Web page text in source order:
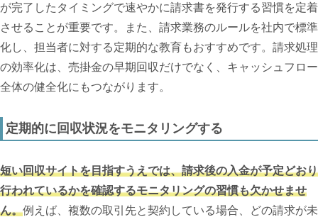
が完了したタイミングで速やかに請求書を発行する習慣を定着
させることが重要です。また、請求業務のルールを社内で標準
化し、担当者に対する定期的な教育もおすすめです。請求処理
の効率化は、売掛金の早期回収だけでなく、キャッシュフロー
全体の健全化にもつながります。
定期的に回収状況をモニタリングする
短い回収サイトを目指すうえでは、請求後の入金が予定どおり
行われているかを確認するモニタリングの習慣も欠かせませ
ん。例えば、複数の取引先と契約している場合、どの請求が未